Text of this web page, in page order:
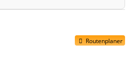
Routenplaner